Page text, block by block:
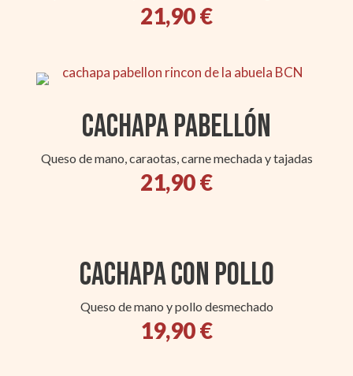
21,90 €
Cachapa Pabellón
Queso de mano, caraotas, carne mechada y tajadas
21,90 €
Cachapa con Pollo
Queso de mano y pollo desmechado
19,90 €